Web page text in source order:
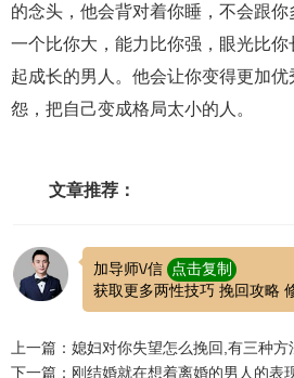
的念头，他会背对着你睡，不会跟
一个比你大，能力比你强，眼光比
起成长的男人。他会让你变得更加
怨，把自己变成格局太小的人。
文章推荐：
加导师\/信 点击复制
获取更多两性技巧 挽回攻略
上一篇：媳妇对你失望怎么挽回,有三种方
下一篇：刚结婚就在想着离婚的男人的表